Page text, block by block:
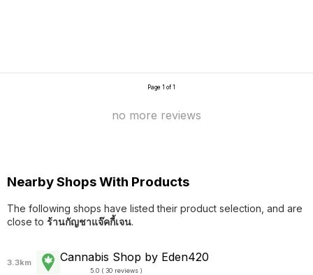
Page 1 of 1
no more reviews
Nearby Shops With Products
The following shops have listed their product selection, and are
close to ร้านกัญชาแจ๊คกี้เจน.
3.3km Cannabis Shop by Eden420
5.0 ( 30 reviews )